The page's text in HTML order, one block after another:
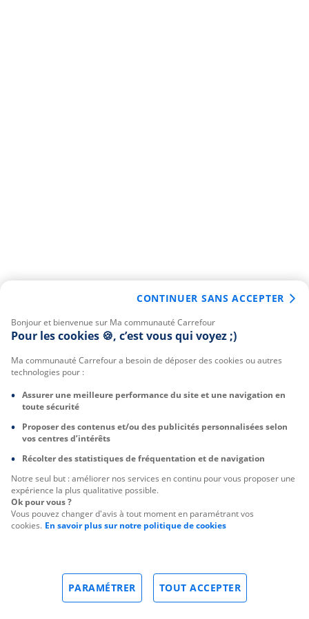
Bonjour et bienvenue sur Ma communauté Carrefour
Pour les cookies 🍪, c’est vous qui voyez ;)
Ma communauté Carrefour a besoin de déposer des cookies ou autres
technologies pour :
Assurer une meilleure performance du site et une navigation en
toute sécurité
Proposer des contenus et/ou des publicités personnalisées selon
vos centres d’intérêts
Récolter des statistiques de fréquentation et de navigation
Notre seul but : améliorer nos services en continu pour vous proposer une
expérience la plus qualitative possible.
Ok pour vous ?
Vous pouvez changer d'avis à tout moment en paramétrant vos
cookies. En savoir plus sur notre politique de cookies
TOUT ACCEPTER
PARAMÉTRER
CONTINUER SANS ACCEPTER